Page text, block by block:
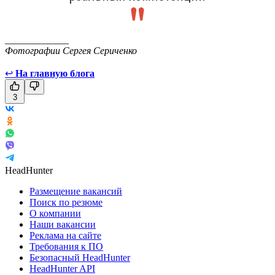
Фотографии Сергея Сериченко
↩ На главную блога
3
HeadHunter
Размещение вакансий
Поиск по резюме
О компании
Наши вакансии
Реклама на сайте
Требования к ПО
Безопасный HeadHunter
HeadHunter API